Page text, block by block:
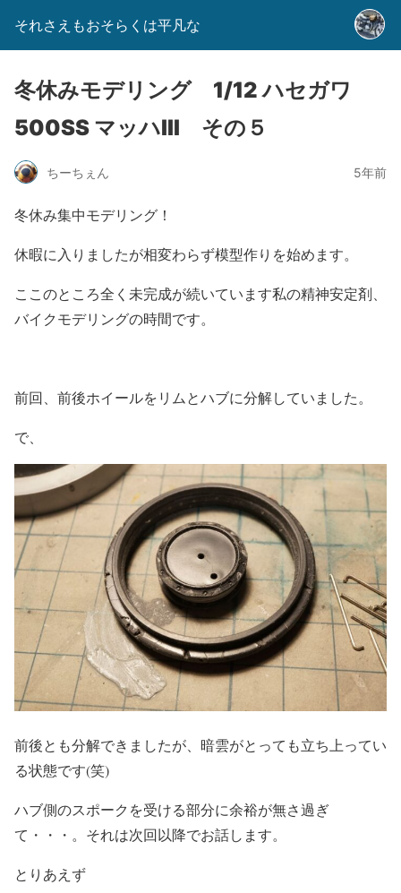
それさえもおそらくは平凡な
冬休みモデリング 1/12 ハセガワ
500SS マッハⅢ その５
ちーちぇん 5年前
冬休み集中モデリング！
休暇に入りましたが相変わらず模型作りを始めます。
ここのところ全く未完成が続いています私の精神安定剤、
バイクモデリングの時間です。
前回、前後ホイールをリムとハブに分解していました。
で、
前後とも分解できましたが、暗雲がとっても立ち上ってい
る状態です(笑)
ハブ側のスポークを受ける部分に余裕が無さ過ぎ
て・・・。それは次回以降でお話します。
とりあえず